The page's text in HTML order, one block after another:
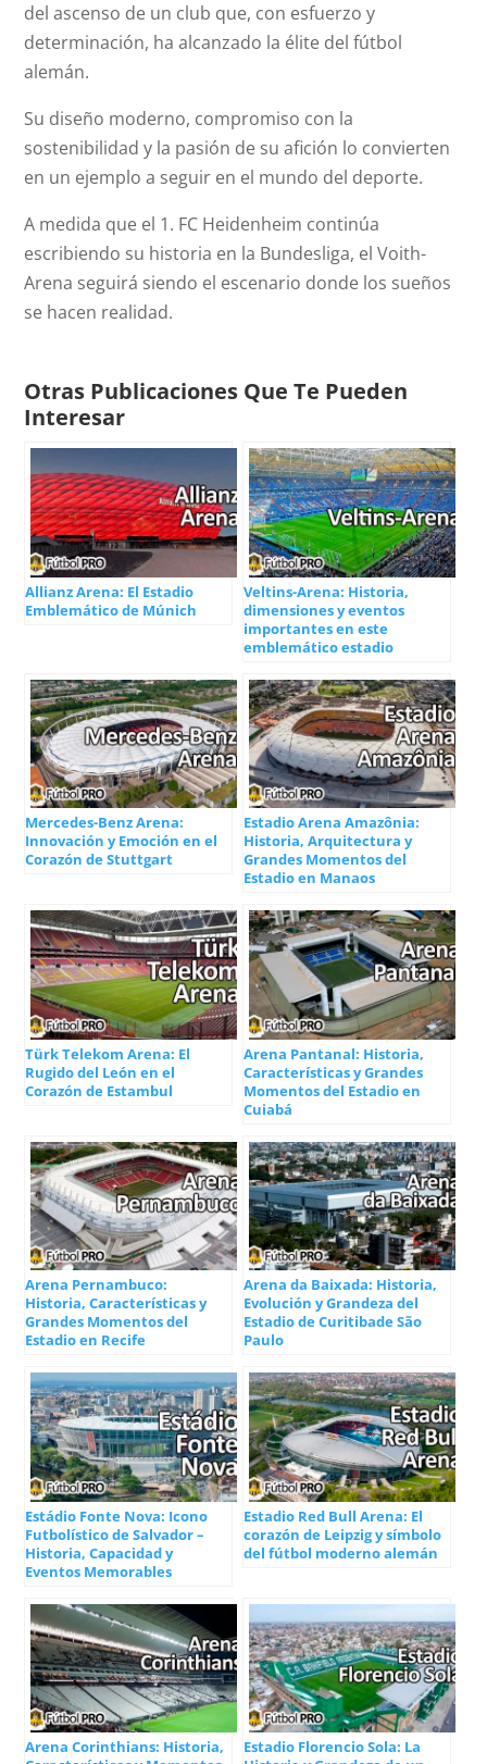
del ascenso de un club que, con esfuerzo y
determinación, ha alcanzado la élite del fútbol
alemán.
Su diseño moderno, compromiso con la
sostenibilidad y la pasión de su afición lo convierten
en un ejemplo a seguir en el mundo del deporte.
A medida que el 1. FC Heidenheim continúa
escribiendo su historia en la Bundesliga, el Voith-
Arena seguirá siendo el escenario donde los sueños
se hacen realidad.
Otras Publicaciones Que Te Pueden
Interesar
Allianz Arena: El Estadio
Emblemático de Múnich
Veltins-Arena: Historia,
dimensiones y eventos
importantes en este
emblemático estadio
Mercedes-Benz Arena:
Innovación y Emoción en el
Corazón de Stuttgart
Estadio Arena Amazônia:
Historia, Arquitectura y
Grandes Momentos del
Estadio en Manaos
Türk Telekom Arena: El
Rugido del León en el
Corazón de Estambul
Arena Pantanal: Historia,
Características y Grandes
Momentos del Estadio en
Cuiabá
Arena Pernambuco:
Historia, Características y
Grandes Momentos del
Estadio en Recife
Arena da Baixada: Historia,
Evolución y Grandeza del
Estadio de Curitibade São
Paulo
Estádio Fonte Nova: Icono
Futbolístico de Salvador –
Historia, Capacidad y
Eventos Memorables
Estadio Red Bull Arena: El
corazón de Leipzig y símbolo
del fútbol moderno alemán
Arena Corinthians: Historia,
Estadio Florencio Sola: La